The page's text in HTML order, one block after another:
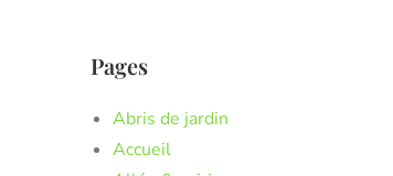
Pages
Abris de jardin
Accueil